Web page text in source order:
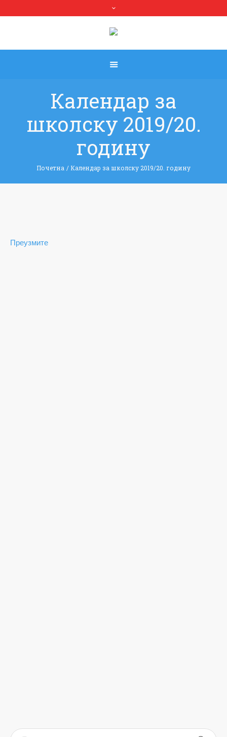
Календар за
школску 2019/20.
годину
Почетна / Календар за школску 2019/20. годину
Преузмите